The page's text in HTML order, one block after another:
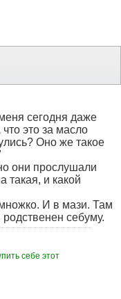
сегодня даже
это за масло
Оно же такое
они прослушали
такая, и какой
И в мази. Там
себуму.
себе этот